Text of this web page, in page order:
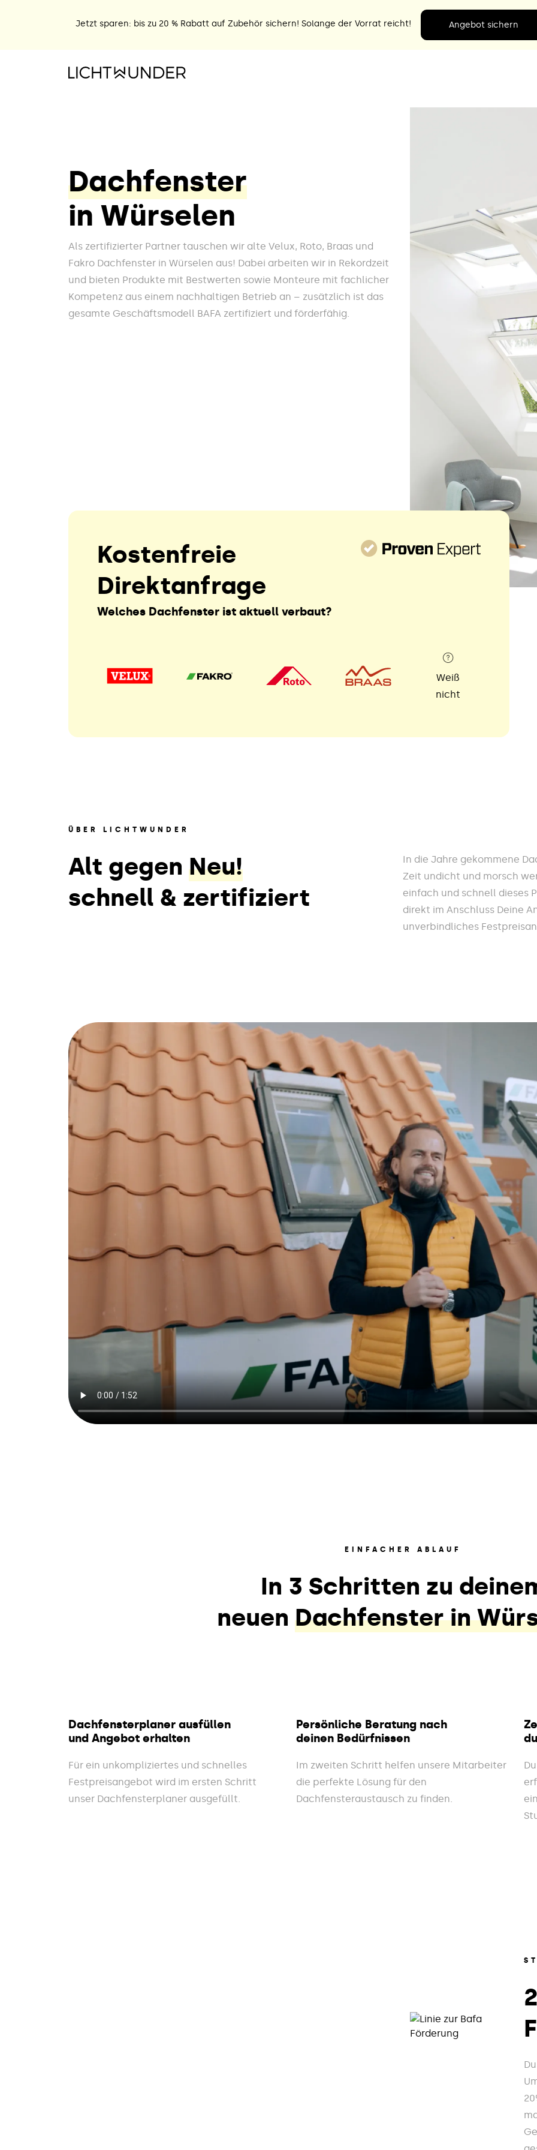
Jetzt sparen: bis zu 20 % Rabatt auf Zubehör sichern! Solange der Vorrat reicht! Angebot sichern
Dachfenster
in Würselen
Als zertifizierter Partner tauschen wir alte Velux, Roto, Braas und
Fakro Dachfenster in Würselen aus! Dabei arbeiten wir in Rekordzeit
und bieten Produkte mit Bestwerten sowie Monteure mit fachlicher
Kompetenz aus einem nachhaltigen Betrieb an – zusätzlich ist das
gesamte Geschäftsmodell BAFA zertifiziert und förderfähig.
Kostenfreie
Direktanfrage
Welches Dachfenster ist aktuell verbaut?
Weiß
nicht
ÜBER LICHTWUNDER
Alt gegen Neu!
schnell & zertifiziert
In die Jahre gekommene
Zeit undicht und morsch
einfach und schnell dieses
direkt im Anschluss Deine
unverbindliches
EINFACHER ABLAUF
In 3 Schritten zu
neuen Dachfenster in
Dachfensterplaner ausfüllen
und Angebot erhalten
Für ein unkompliziertes und schnelles
Festpreisangebot wird im ersten Schritt
unser Dachfensterplaner ausgefüllt.
Persönliche Beratung nach
deinen Bedürfnissen
Im zweiten Schritt helfen unsere Mitarbeiter
die perfekte Lösung für den
Dachfensteraustausch zu finden.